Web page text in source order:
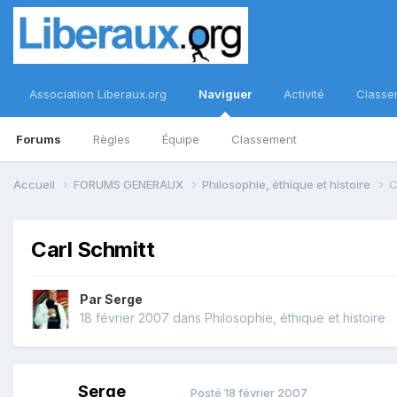
Association Liberaux.org Naviguer
Forums Règles Équipe Classement
Activité
Accueil FORUMS GENERAUX Philosophie, éthique et histoire
Carl Schmitt
ParSerge
18 février 2007 dans Philosophie, éthique et histoire
Serge Posté 18 février 2007